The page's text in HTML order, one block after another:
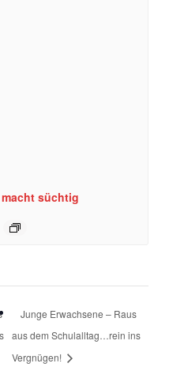
süchtig
Junge Erwachsene – Raus
aus dem Schulalltag…rein ins
Vergnügen!